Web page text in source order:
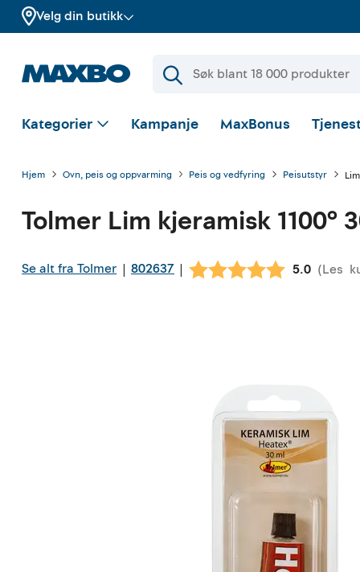
Velg din butikk
Kategorier Kampanje MaxBonus
Hjem Ovn, peis og oppvarming Peis og vedfyring Peisutstyr
Tolmer Lim kjeramisk
Se alt fra Tolmer | 802637 | 5.0 (Les